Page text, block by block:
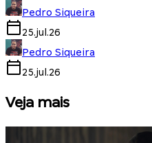
Pedro Siqueira
25.jul.26
Pedro Siqueira
25.jul.26
Veja mais